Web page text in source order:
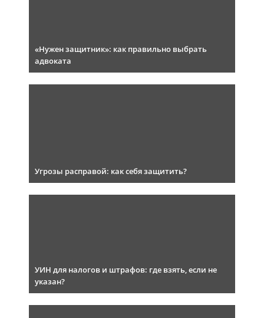
«Нужен защитник»: как правильно выбрать
адвоката
Угрозы расправой: как себя защитить?
УИН для налогов и штрафов: где взять, если не
указан?